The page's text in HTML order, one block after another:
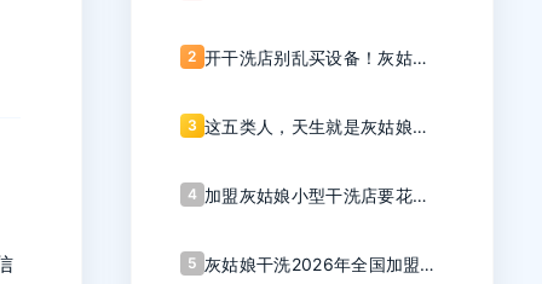
2 开干洗店别乱买设备！灰姑娘
3 这五类人，天生就是灰姑娘干
4 加盟灰姑娘小型干洗店要花多
5 灰姑娘干洗2026年全国加盟商